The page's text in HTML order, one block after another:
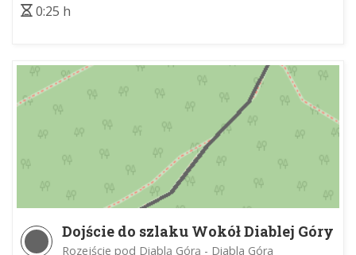
0:25 h
Dojście do szlaku Wokół Diablej Góry
Rozejście pod Diablą Górą - Diabla Góra